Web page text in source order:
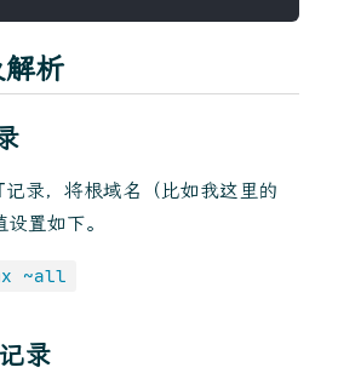
析
录，将根域名（比如我这里的
置如下。
~all
录